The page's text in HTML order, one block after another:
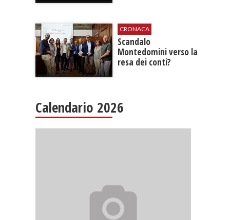
CRONACA
Scandalo
Montedomini verso la
resa dei conti?
Calendario 2026